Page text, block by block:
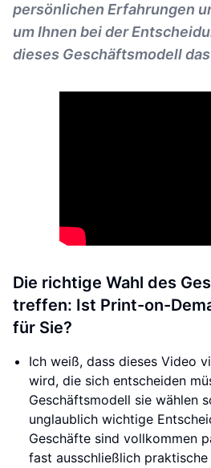
persönlichen Erfahrungen
um Ihnen bei der
dieses Geschäftsmodell
Die richtige Wahl des
treffen: Ist Print-on-
für Sie?
Ich weiß, dass dieses Video
wird, die sich entscheiden
Geschäftsmodell sie wählen
unglaublich wichtige
Geschäfte sind vollkommen
fast ausschließlich